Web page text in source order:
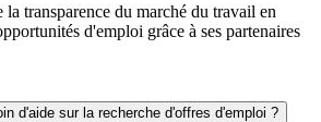
transparence du marché du travail en
d'emploi grâce à ses partenaires
d'aide sur la recherche d'offres d'emploi ?